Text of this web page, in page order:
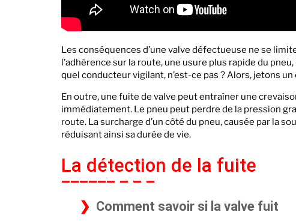
Les conséquences d’une valve défectueuse ne se
l’adhérence sur la route, une usure plus rapide du
quel conducteur vigilant, n’est-ce pas ? Alors, jetons
En outre, une fuite de valve peut entraîner une
immédiatement. Le pneu peut perdre de la pression
route. La surcharge d’un côté du pneu, causée par la
réduisant ainsi sa durée de vie.
La détection de la fuite
Comment savoir si la valve fuit